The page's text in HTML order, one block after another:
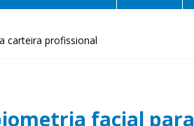
carteira profissional
facial